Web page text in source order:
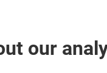
our